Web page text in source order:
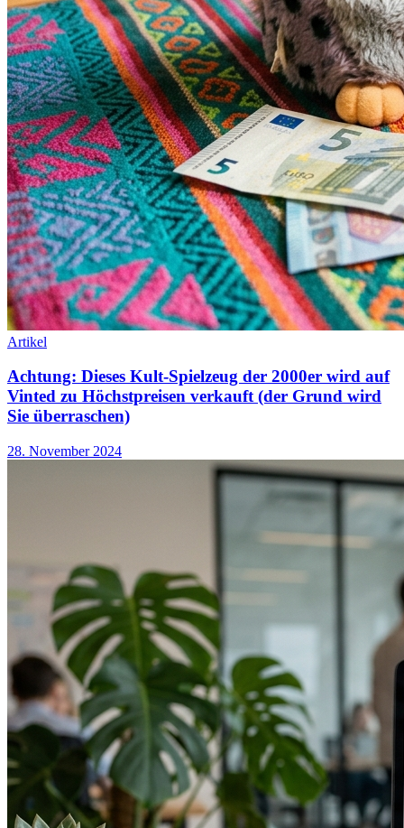
Artikel
Achtung: Dieses Kult-Spielzeug der 2000er wird auf
Vinted zu Höchstpreisen verkauft (der Grund wird
Sie überraschen)
28. November 2024